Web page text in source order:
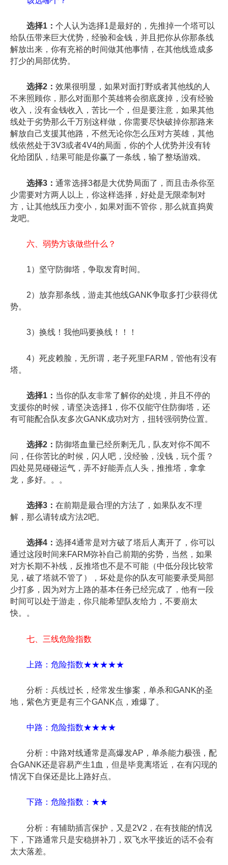
选择1： 个人认为选择1是最好的，先推掉一个塔可以
给队伍带来巨大优势，经验和金钱，并且把你从你那条线
解放出来，你有充裕的时间做其他事情，在其他线造成多
打少的局部优势。
选择2： 效果很明显，如果对面打野或者其他线的人
不来照顾你，那么对面那个英雄将会彻底废掉，没有经验
收入，没有金钱收入，苦比一个，但是要注意，如果其他
线处于劣势那么千万别这样做，你需要尽快破掉你那路来
解放自己支援其他路，不然无论你怎么压对方英雄，其他
线依然处于3V3或者4V4的局面，你的个人优势并没有转
化给团队，结果可能是你赢了一条线，输了整场游戏。
选择3： 通常选择3都是大优势局面了，而且击杀你至
少需要对方两人以上，你这样选择，好处是无限牵制对
方，让其他线压力变小，如果对面不管你，那么就直捣黄
龙吧。
六、弱势方该做些什么？
1）坚守防御塔，争取发育时间。
2）放弃那条线，游走其他线GANK争取多打少获得优
势。
3）换线！我他吗要换线！！！
4）死皮赖脸，无所谓，老子死里FARM，管他有没有
塔。
选择1： 当你的队友非常了解你的处境，并且不停的
支援你的时候，请坚决选择1，你不仅能守住防御塔，还
有可能配合队友多次GANK成功对方，扭转强弱势位置。
选择2： 防御塔血量已经所剩无几，队友对你不闻不
问，任你苦比的时候，闪人吧，没经验，没钱，玩个蛋？
四处晃晃碰碰运气，弄不好能弄点人头，推推塔，拿拿
龙，多好。。。
选择3： 在前期是最合理的方法了，如果队友不理
解，那么请转成方法2吧。
选择4： 选择4通常是对方破了塔后人离开了，你可以
通过这段时间来FARM弥补自己前期的劣势，当然，如果
对方长期不补线，反推塔也不是不可能（中低分段比较常
见，破了塔就不管了），坏处是你的队友可能要承受局部
少打多，因为对方上路的基本任务已经完成了，他有一段
时间可以处于游走，你只能希望队友给力，不要崩太
快。。
七、三线危险指数
上路：危险指数★★★★★
分析：兵线过长，经常发生惨案，单杀和GANK的圣
地，紫色方更是有三个GANK点，难爆了。
中路：危险指数★★★★
分析：中路对线通常是高爆发AP，单杀能力极强，配
合GANK还是容易产生1血，但是毕竟离塔近，在有闪现的
情况下自保还是比上路好点。
下路：危险指数：★★
分析：有辅助插言保护，又是2V2，在有技能的情况
下，下路通常只是安稳拼补刀，双飞水平接近的话不会有
太大落差。